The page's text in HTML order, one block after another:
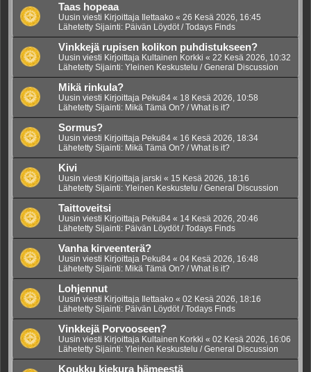
Taas hopeaa
Uusin viesti Kirjoittaja Ilettaako « 26 Kesä 2026, 16:45
Lähetetty Sijainti: Päivän Löydöt / Todays Finds
Vinkkejä rupisen kolikon puhdistukseen?
Uusin viesti Kirjoittaja Kultainen Korkki « 22 Kesä 2026, 10:32
Lähetetty Sijainti: Yleinen Keskustelu / General Discussion
Mikä rinkula?
Uusin viesti Kirjoittaja Peku84 « 18 Kesä 2026, 10:58
Lähetetty Sijainti: Mikä Tämä On? / What is it?
Sormus?
Uusin viesti Kirjoittaja Peku84 « 16 Kesä 2026, 18:34
Lähetetty Sijainti: Mikä Tämä On? / What is it?
Kivi
Uusin viesti Kirjoittaja jarski « 15 Kesä 2026, 18:16
Lähetetty Sijainti: Yleinen Keskustelu / General Discussion
Taittoveitsi
Uusin viesti Kirjoittaja Peku84 « 14 Kesä 2026, 20:46
Lähetetty Sijainti: Päivän Löydöt / Todays Finds
Vanha kirveenterä?
Uusin viesti Kirjoittaja Peku84 « 04 Kesä 2026, 16:48
Lähetetty Sijainti: Mikä Tämä On? / What is it?
Lohjennut
Uusin viesti Kirjoittaja Ilettaako « 02 Kesä 2026, 18:16
Lähetetty Sijainti: Päivän Löydöt / Todays Finds
Vinkkejä Porvooseen?
Uusin viesti Kirjoittaja Kultainen Korkki « 02 Kesä 2026, 16:06
Lähetetty Sijainti: Yleinen Keskustelu / General Discussion
Koukku kiekura hämeestä